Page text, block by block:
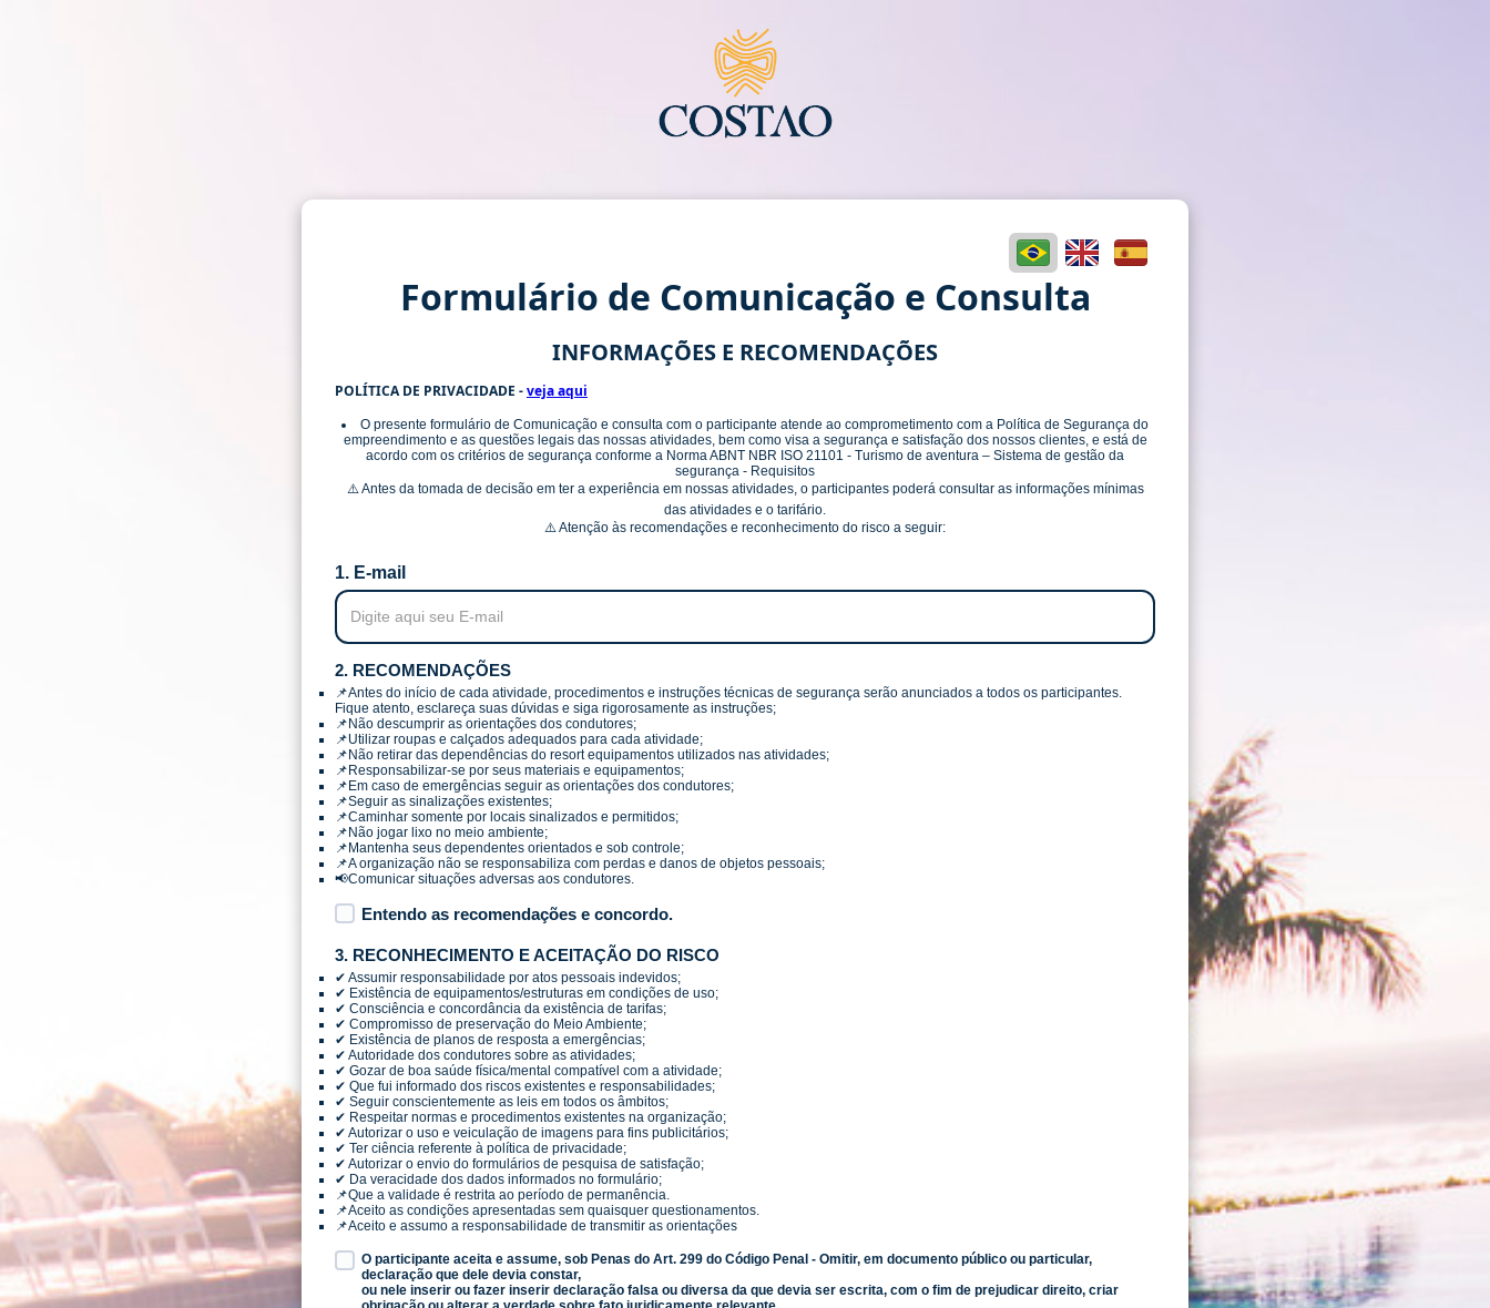
Formulário de Comunicação e Consulta
INFORMAÇÕES E RECOMENDAÇÕES
POLÍTICA DE PRIVACIDADE -veja aqui
O presente formulário de Comunicação e consulta com o participante atende ao comprometimento com a Política de Segurança do
empreendimento e as questões legais das nossas atividades, bem como visa a segurança e satisfação dos nossos clientes, e está de
acordo com os critérios de segurança conforme a Norma ABNT NBR ISO 21101 - Turismo de aventura – Sistema de gestão da
segurança - Requisitos
⚠️ Antes da tomada de decisão em ter a experiência em nossas atividades, o participantes poderá consultar as informações mínimas
das atividades e o tarifário.
⚠️ Atenção às recomendações e reconhecimento do risco a seguir:
1. E-mail
2. RECOMENDAÇÕES
📌Antes do início de cada atividade, procedimentos e instruções técnicas de segurança serão anunciados a todos os participantes.
Fique atento, esclareça suas dúvidas e siga rigorosamente as instruções;
📌Não descumprir as orientações dos condutores;
📌Utilizar roupas e calçados adequados para cada atividade;
📌Não retirar das dependências do resort equipamentos utilizados nas atividades;
📌Responsabilizar-se por seus materiais e equipamentos;
📌Em caso de emergências seguir as orientações dos condutores;
📌Seguir as sinalizações existentes;
📌Caminhar somente por locais sinalizados e permitidos;
📌Não jogar lixo no meio ambiente;
📌Mantenha seus dependentes orientados e sob controle;
📌A organização não se responsabiliza com perdas e danos de objetos pessoais;
📢Comunicar situações adversas aos condutores.
Entendo as recomendações e concordo.
3. RECONHECIMENTO E ACEITAÇÃO DO RISCO
✔ Assumir responsabilidade por atos pessoais indevidos;
✔ Existência de equipamentos/estruturas em condições de uso;
✔ Consciência e concordância da existência de tarifas;
✔ Compromisso de preservação do Meio Ambiente;
✔ Existência de planos de resposta a emergências;
✔ Autoridade dos condutores sobre as atividades;
✔ Gozar de boa saúde física/mental compatível com a atividade;
✔ Que fui informado dos riscos existentes e responsabilidades;
✔ Seguir conscientemente as leis em todos os âmbitos;
✔ Respeitar normas e procedimentos existentes na organização;
✔ Autorizar o uso e veiculação de imagens para fins publicitários;
✔ Ter ciência referente à política de privacidade;
✔ Autorizar o envio do formulários de pesquisa de satisfação;
✔ Da veracidade dos dados informados no formulário;
📌Que a validade é restrita ao período de permanência.
📌Aceito as condições apresentadas sem quaisquer questionamentos.
📌Aceito e assumo a responsabilidade de transmitir as orientações
O participante aceita e assume, sob Penas do Art. 299 do Código Penal - Omitir, em documento público ou particular,
declaração que dele devia constar,
ou nele inserir ou fazer inserir declaração falsa ou diversa da que devia ser escrita, com o fim de prejudicar direito, criar